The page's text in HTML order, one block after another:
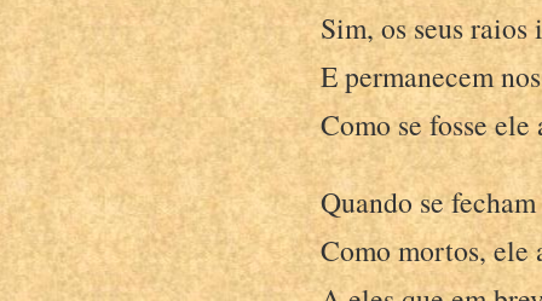
Sim, os seus
E permanecem
Como se fosse
Quando se
Como mortos, ele